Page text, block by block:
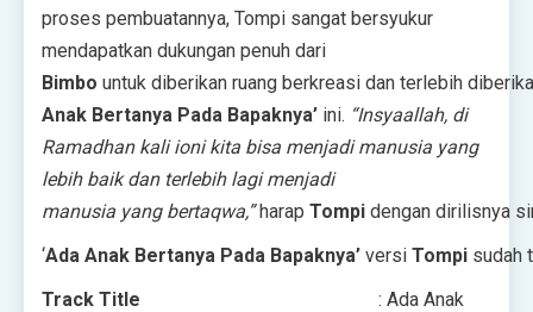
proses pembuatannya, Tompi sangat bersyukur
mendapatkan dukungan penuh dari
Bimbo untuk diberikan ruang berkreasi dan terlebih
Anak Bertanya Pada Bapaknya’ ini. “Insyaallah, di
Ramadhan kaliioni kita bisa menjadi manusia yang
lebih baik dan terlebih lagi menjadi
manusia yang bertaqwa,”harap Tompi dengan dirilisnya
‘Ada Anak Bertanya Pada Bapaknya’ versi Tompi sudah
Track Title : Ada Anak